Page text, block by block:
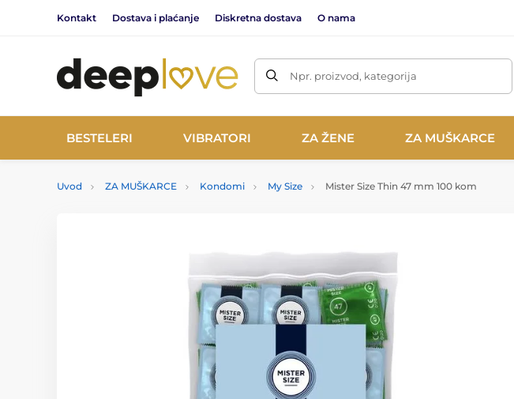
Kontakt Dostava i plaćanje Diskretna dostava O nama
Npr. proizvod, kategorija
BESTELERI VIBRATORI ZA ŽENE ZA MUŠKARCE
Uvod ZA MUŠKARCE Kondomi My Size Mister Size Thin 47 mm 100 kom